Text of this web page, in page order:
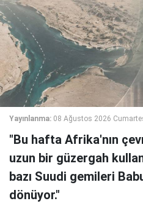
Yayınlanma: 08 Ağustos 2026
"Bu hafta Afrika'nın
uzun bir güzergah
bazı Suudi gemileri
dönüyor."